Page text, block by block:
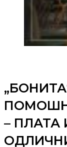
– ПЛАТА